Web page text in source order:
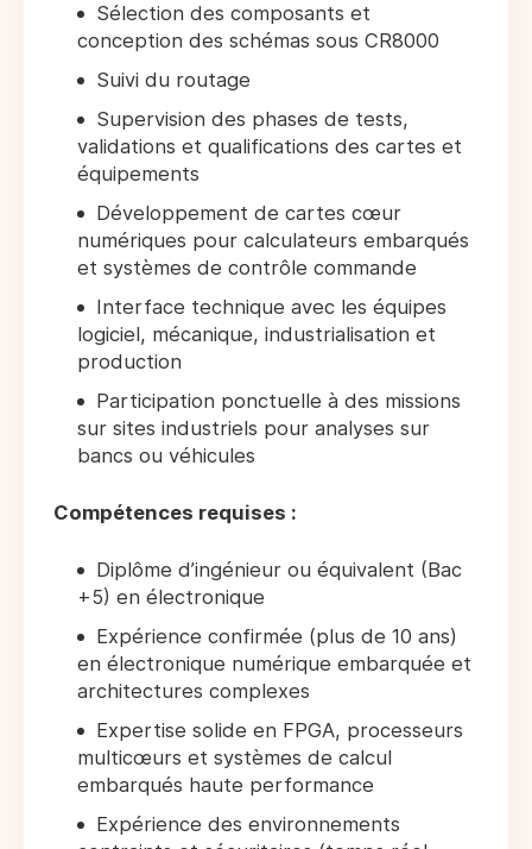
Sélection des composants et
conception des schémas sous CR8000
Suivi du routage
Supervision des phases de tests,
validations et qualifications des cartes et
équipements
Développement de cartes cœur
numériques pour calculateurs embarqués
et systèmes de contrôle commande
Interface technique avec les équipes
logiciel, mécanique, industrialisation et
production
Participation ponctuelle à des missions
sur sites industriels pour analyses sur
bancs ou véhicules
Compétences requises :
Diplôme d’ingénieur ou équivalent (Bac
+5) en électronique
Expérience confirmée (plus de 10 ans)
en électronique numérique embarquée et
architectures complexes
Expertise solide en FPGA, processeurs
multicœurs et systèmes de calcul
embarqués haute performance
Expérience des environnements